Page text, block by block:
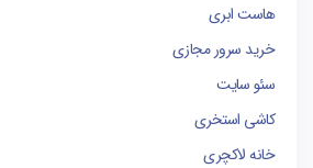
هاست ابری
خرید سرور مجازی
سئو سایت
کاشی استخری
خانه لاکچری